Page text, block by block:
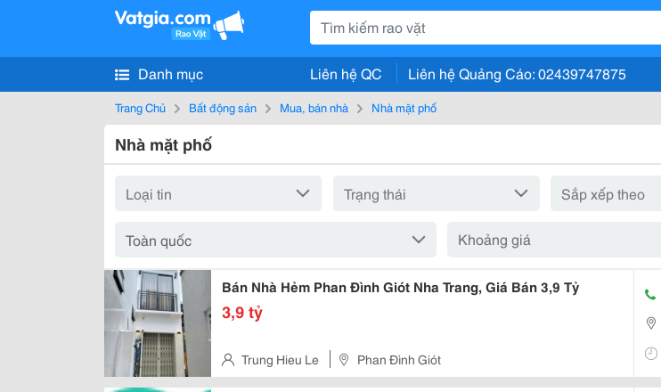
Danh mục Liên hệ QC Liên hệ Quảng Cáo: 02439747875
Trang Chủ Bất động sản Mua, bán nhà Nhà mặt phố
Nhà mặt phố
Khoảng giá
Bán Nhà Hẻm Phan Đình Giót Nha Trang, Giá Bán 3,9 Tỷ
3,9 tỷ
Trung Hieu Le Phan Đình Giót